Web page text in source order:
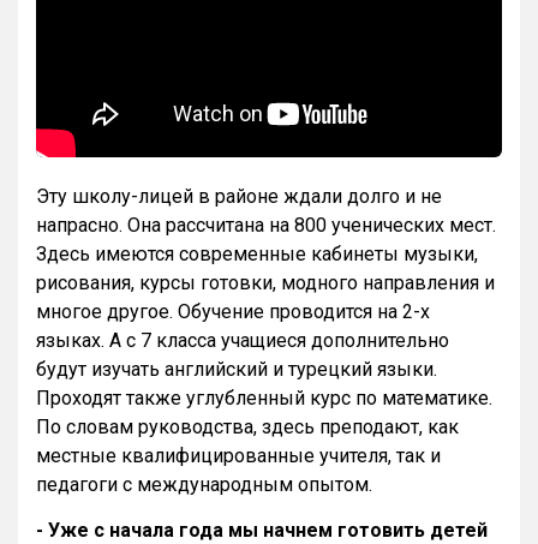
Эту школу-лицей в районе ждали долго и не
напрасно. Она рассчитана на 800 ученических мест.
Здесь имеются современные кабинеты музыки,
рисования, курсы готовки, модного направления и
многое другое. Обучение проводится на 2-х
языках. А с 7 класса учащиеся дополнительно
будут изучать английский и турецкий языки.
Проходят также углубленный курс по математике.
По словам руководства, здесь преподают, как
местные квалифицированные учителя, так и
педагоги с международным опытом.
- Уже с начала года мы начнем готовить детей